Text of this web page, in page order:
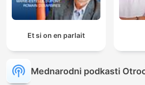
Et si on en parlait
Mednarodni podkasti